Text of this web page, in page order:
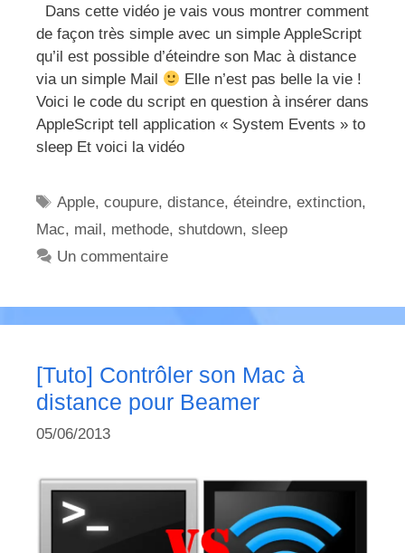
Dans cette vidéo je vais vous montrer comment
de façon très simple avec un simple AppleScript
qu’il est possible d’éteindre son Mac à distance
via un simple Mail
Elle n’est pas belle la vie !
Voici le code du script en question à insérer dans
AppleScript tell application « System Events » to
sleep Et voici la vidéo
Étiquettes
Apple,coupure,distance,éteindre,extinction,
Mac, mail, methode, shutdown, sleep
Un commentaire
[Tuto] Contrôler son Mac à
distance pour Beamer
05/06/2013